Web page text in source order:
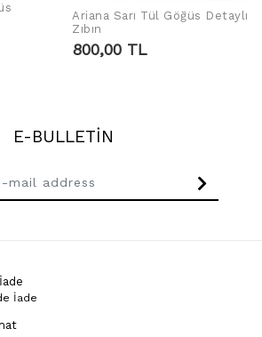
ADD TO CART
Ariana Sarı Tül Göğüs Detaylı
Zıbın
800,00 TL
E-BULLETİN
İade